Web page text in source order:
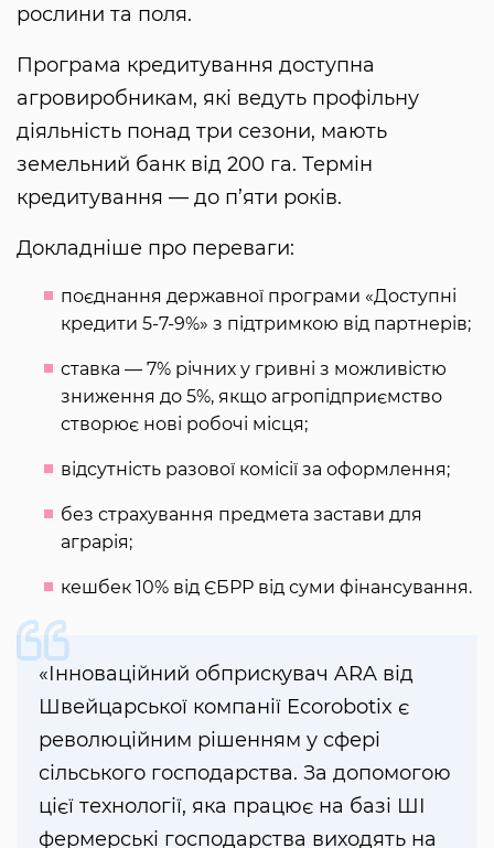
рослини та поля.
Програма кредитування доступна
агровиробникам, які ведуть профільну
діяльність понад три сезони, мають
земельний банк від 200 га. Термін
кредитування — до п’яти років.
Докладніше про переваги:
поєднання державної програми «Доступні
кредити 5-7-9%» з підтримкою від партнерів;
ставка — 7% річних у гривні з можливістю
зниження до 5%, якщо агропідприємство
створює нові робочі місця;
відсутність разової комісії за оформлення;
без страхування предмета застави для
аграрія;
кешбек 10% від ЄБРР від суми фінансування.
«Інноваційний обприскувач ARA від
Швейцарської компанії Ecorobotix є
революційним рішенням у сфері
сільського господарства. За допомогою
цієї технології, яка працює на базі ШІ
фермерські господарства виходять на